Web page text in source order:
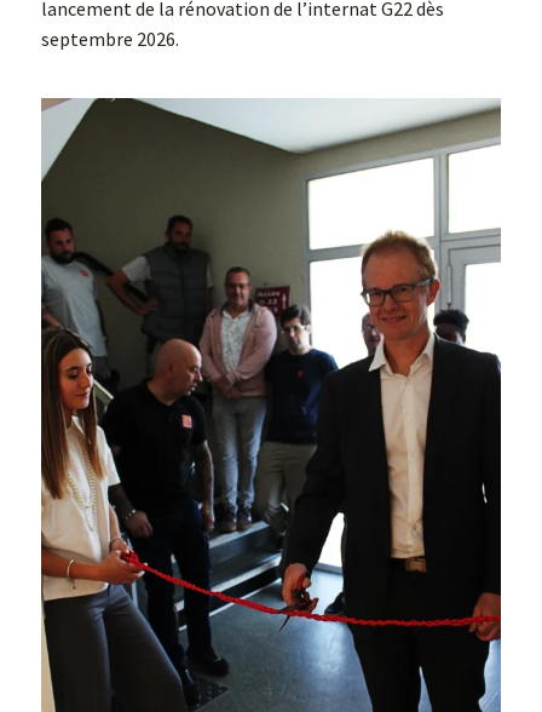
lancement de la rénovation de l’internat G22 dès
septembre 2026.